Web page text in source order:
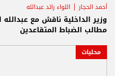
أحمد الحجار اللواء رائد عبدالله
وزير الداخلية ناقش مع عبدالله
مطالب الضباط المتقاعدين
محليات